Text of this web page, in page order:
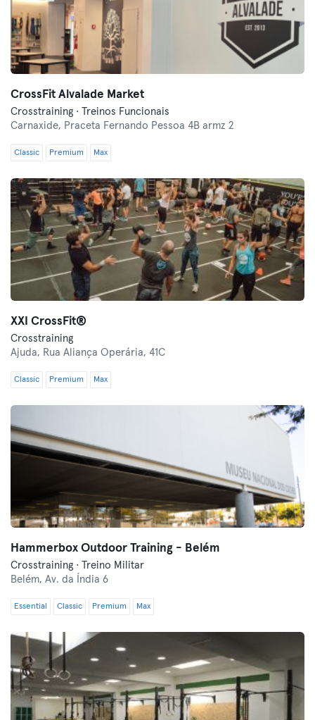
CrossFit Alvalade Market
Crosstraining · Treinos Funcionais
Carnaxide, Praceta Fernando Pessoa 4B armz 2
Classic Premium Max
XXI CrossFit®
Crosstraining
Ajuda, Rua Aliança Operária, 41C
Classic Premium Max
Hammerbox Outdoor Training - Belém
Crosstraining · Treino Militar
Belém, Av. da Índia 6
Essential Classic Premium Max